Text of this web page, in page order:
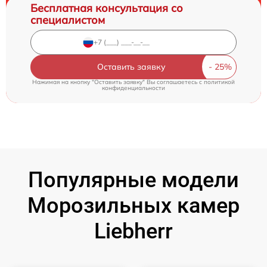
Бесплатная консультация со
специалистом
Оставить заявку
Нажимая на кнопку "Оставить заявку" Вы соглашаетесь cполитикой
конфиденциальности
Популярные модели
Морозильных камер
Liebherr